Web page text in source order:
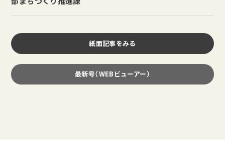
紙面記事をみる
最新号（WEBビューアー）